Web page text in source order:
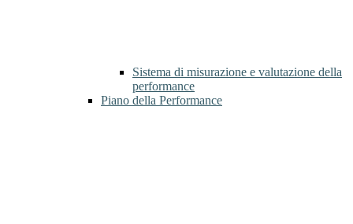
Sistema di misurazione e valutazione della
performance
Piano della Performance